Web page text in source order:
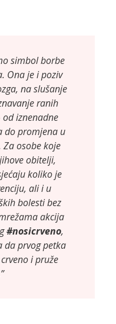
simbol borbe
Ona je i poziv
na slušanje
ranih
iznenadne
do promjena u
osobe koje
obitelji,
koliko je
ali i u
bolesti bez
akcija
#nosicrveno,
da prvog petka
i pruže